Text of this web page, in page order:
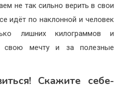
не так сильно верить в свои
идёт по наклонной и человек
лишних килограммов и
свою мечту и за полезные
Скажите себе-